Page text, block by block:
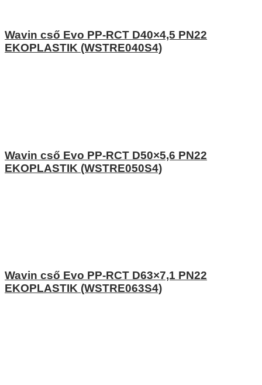
Wavin cső Evo PP-RCT D40×4,5 PN22
EKOPLASTIK (WSTRE040S4)
Wavin cső Evo PP-RCT D50×5,6 PN22
EKOPLASTIK (WSTRE050S4)
Wavin cső Evo PP-RCT D63×7,1 PN22
EKOPLASTIK (WSTRE063S4)